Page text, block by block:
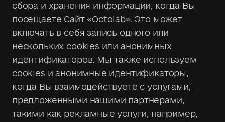
сбора и хранения информации, когда Вы
посещаете Сайт «Octolab». Это может
включать в себя запись одного или
нескольких cookies или анонимных
идентификаторов. Мы также используем
cookies и анонимные идентификаторы,
когда Вы взаимодействуете с услугами,
предложенными нашими партнёрами,
такими как рекламные услуги, например,